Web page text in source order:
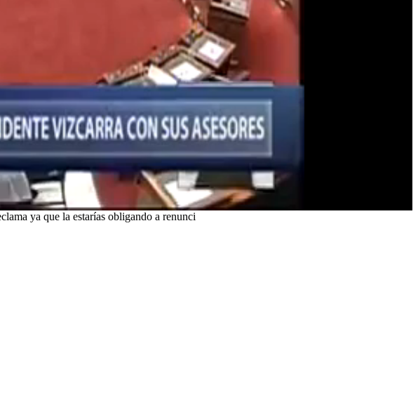
ya que la estarías obligando a renunci